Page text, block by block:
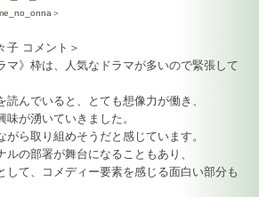
＞
子 コメント＞
マ》枠は、人気なドラマが多いので緊張して
読んでいると、とても想像力が働き、
が湧いていきました。
がら取り組めそうだと感じています。
ルの部署が舞台になることもあり、
して、コメディー要素を感じる面白い部分も